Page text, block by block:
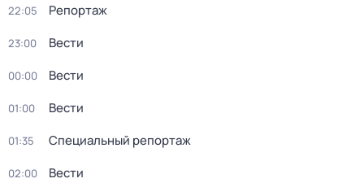
22:05 Репортаж
23:00 Вести
00:00 Вести
01:00 Вести
01:35 Специальный репортаж
02:00 Вести